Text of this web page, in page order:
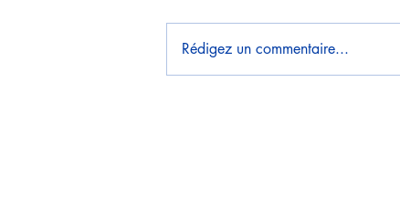
Bonne Année 2026 !
Rédigez un commentaire...